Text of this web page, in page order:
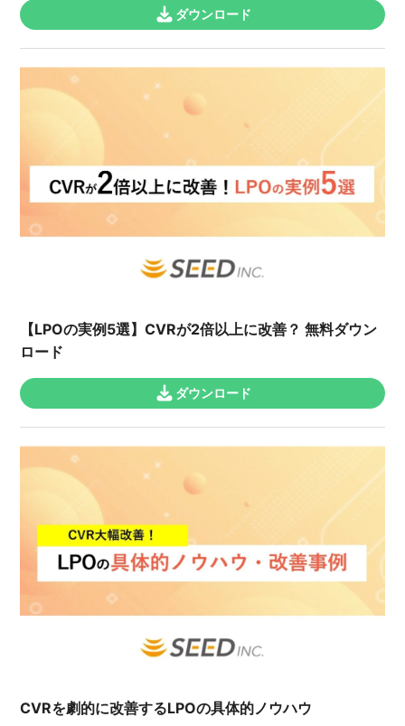
ダウンロード
【LPOの実例5選】CVRが2倍以上に改善？ 無料ダウン
ロード
ダウンロード
CVRを劇的に改善するLPOの具体的ノウハウ